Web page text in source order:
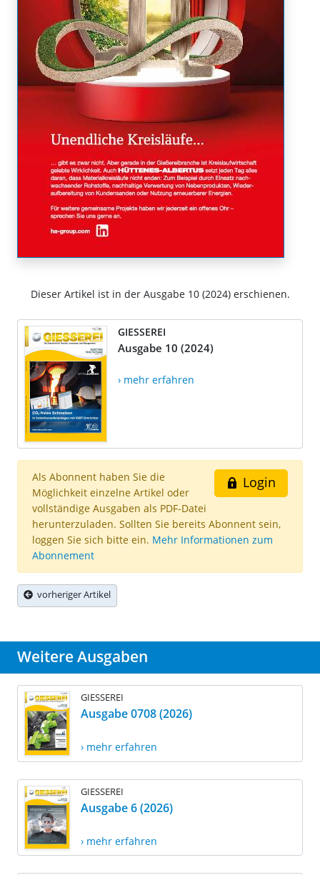
Dieser Artikel ist in der Ausgabe 10 (2024) erschienen.
GIESSEREI
Ausgabe 10 (2024)
› mehr erfahren
Login
Als Abonnent haben Sie die
Möglichkeit einzelne Artikel oder
vollständige Ausgaben als PDF-Datei
herunterzuladen. Sollten Sie bereits Abonnent sein,
loggen Sie sich bitte ein. Mehr Informationen zum
Abonnement
vorheriger Artikel
Weitere Ausgaben
GIESSEREI
Ausgabe 0708 (2026)
› mehr erfahren
GIESSEREI
Ausgabe 6 (2026)
› mehr erfahren